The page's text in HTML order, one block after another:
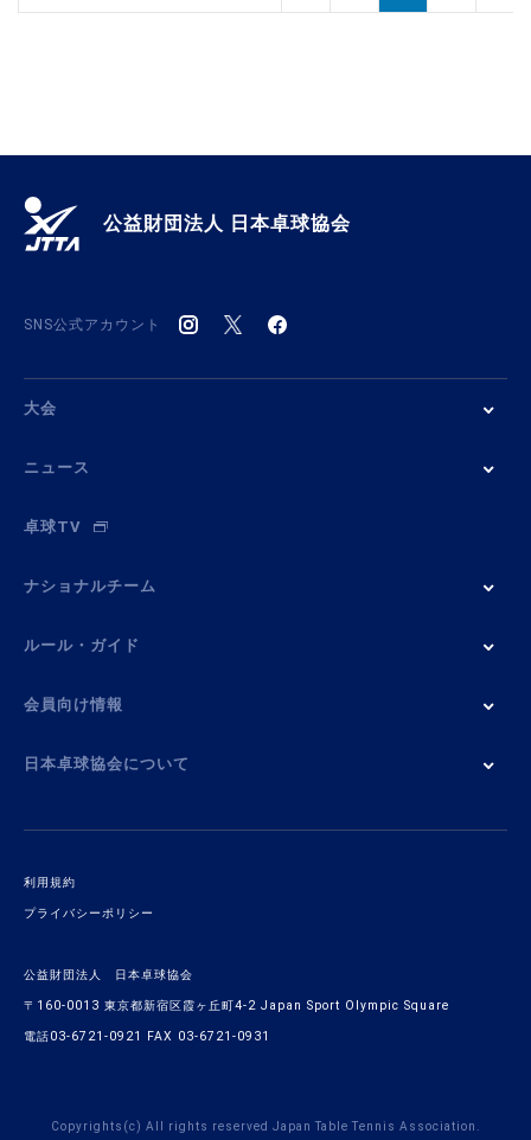
公益財団法人 日本卓球協会
SNS公式アカウント
大会
ニュース
卓球TV
ナショナルチーム
ルール・ガイド
会員向け情報
日本卓球協会について
利用規約
プライバシーポリシー
公益財団法人 日本卓球協会
〒160-0013 東京都新宿区霞ヶ丘町4-2 Japan Sport Olympic Square
電話03-6721-0921 FAX 03-6721-0931
Copyrights(c) All rights reserved Japan Table Tennis Association.